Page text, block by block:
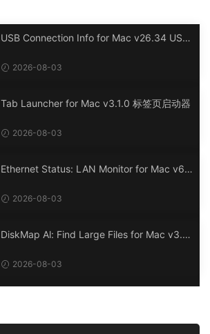
USB Connection Info for Mac v26.34 USB
2026-08-03
Tab Launcher for Mac v3.1.0 标签页启动器
2026-08-03
Ethernet Status: LAN Monitor for Mac v6.
2026-08-03
DiskMap Al: Find Large Files for Mac v3.1
2026-08-03